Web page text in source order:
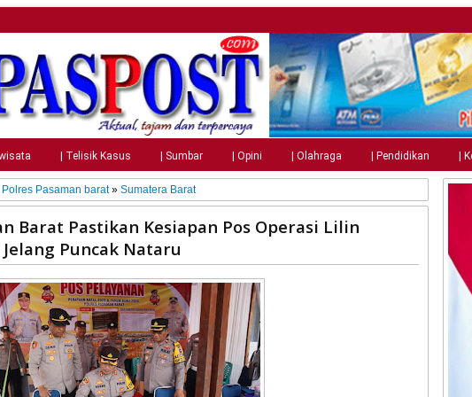
| Telisik Kasus | Sumbar | Opini | Olahraga | Pendidikan |
Polres Pasaman barat»Sumatera Barat
Barat Pastikan Kesiapan Pos Operasi Lilin
Puncak Nataru